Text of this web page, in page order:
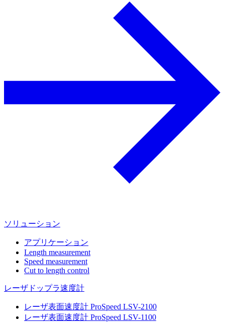
ソリューション
アプリケーション
Length measurement
Speed measurement
Cut to length control
レーザドップラ速度計
レーザ表面速度計 ProSpeed LSV-2100
レーザ表面速度計 ProSpeed LSV-1100